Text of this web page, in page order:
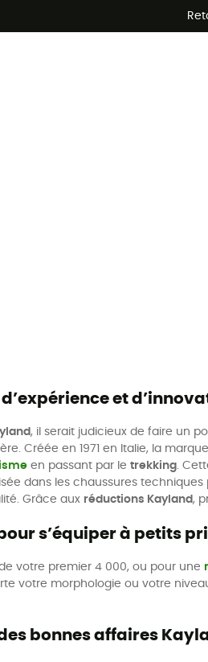
Promos d'été 🔥 -5
et
, il serait judicieux de faire un
Créée en 1971 en Italie, la marque
en passant par le trekking.
dans les chaussures
Grâce aux réductions Kayland,
s’équiper à petits
votre premier 4 000, ou pour une
votre morphologie ou votre
bonnes affaires